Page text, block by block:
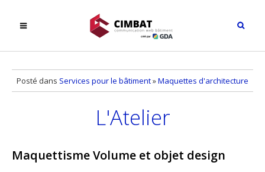
Posté dans Services pour le bâtiment»Maquettes d'architecture
L'Atelier
Maquettisme Volume et objet design